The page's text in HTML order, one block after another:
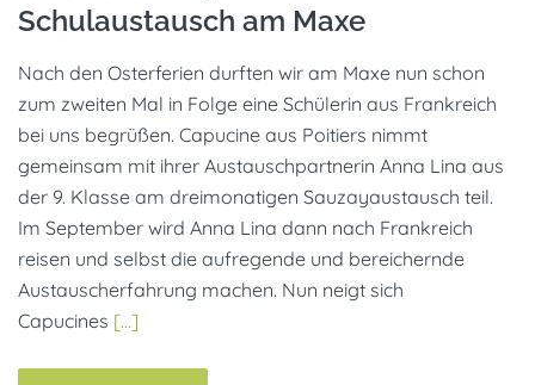
Schulaustausch am Maxe
Nach den Osterferien durften wir am Maxe nun schon
zum zweiten Mal in Folge eine Schülerin aus Frankreich
bei uns begrüßen. Capucine aus Poitiers nimmt
gemeinsam mit ihrer Austauschpartnerin Anna Lina aus
der 9. Klasse am dreimonatigen Sauzayaustausch teil.
Im September wird Anna Lina dann nach Frankreich
reisen und selbst die aufregende und bereichernde
Austauscherfahrung machen. Nun neigt sich
Capucines […]